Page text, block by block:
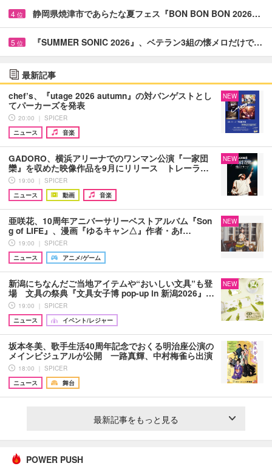
4 位 静岡県焼津市であらたな夏フェス『BON BON BON 2026…
5 位 『SUMMER SONIC 2026』、ベテラン3組の懐メロだけで…
最新記事
chef’s、『utage 2026 autumn』の対バンゲストとし
てパーカーズを発表
20:00 ｜ SPICER
ニュース
音楽
NEW
GADORO、横浜アリーナでのワンマン公演『一家団
欒』を収めた映像作品を9月にリリース トレーラ…
19:00 ｜ SPICER
ニュース
動画 音楽
NEW
亜咲花、10周年アニバーサリーベストアルバム『Son
g of LIFE』、漫画『ゆるキャン△』作者・あf…
19:00 ｜ SPICER
ニュース
アニメ/ゲーム
NEW
新潟にちなんだご当地アイテムや“おいしい文具”も登
場 文具の祭典『文具女子博 pop-up in 新潟2026』…
19:00 ｜ SPICER
ニュース
イベント/レジャー
NEW
坂本冬美、歌手生活40周年記念でおくる明治座公演の
メインビジュアルが公開 一路真輝、中村梅雀ら出演
18:00 ｜ SPICER
ニュース
舞台
最新記事をもっと見る
POWER PUSH